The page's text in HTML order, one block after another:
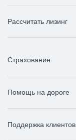
Рассчитать лизинг
Страхование
Помощь на дороге
Поддержка клиентов